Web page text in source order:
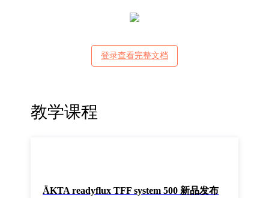
登录查看完整文档
教学课程
ÄKTA readyflux TFF system 500 新品发布